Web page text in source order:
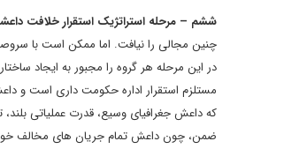
ششم – مرحله استراتژیک استقرار خلافت
چنین مجالی را نیافت. اما ممکن است با
در این مرحله هر گروه را مجبور به ایجاد
مستلزم استقرار اداره حکومت داری است و
که داعش جغرافیای وسیع، قدرت عملیاتی بلند،
ضمن، چون داعش تمام جریان های مخالف خود